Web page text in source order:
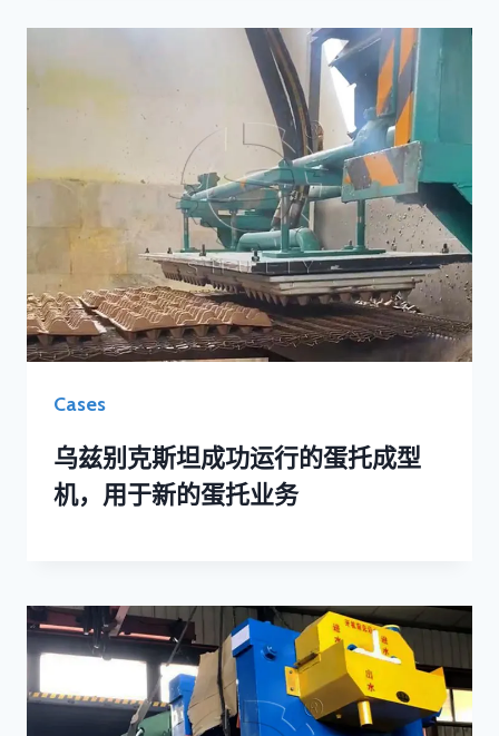
Cases
乌兹别克斯坦成功运行的蛋托成型
机，用于新的蛋托业务